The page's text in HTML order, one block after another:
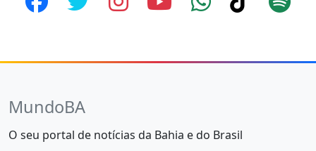
MundoBA
O seu portal de notícias da Bahia e do Brasil